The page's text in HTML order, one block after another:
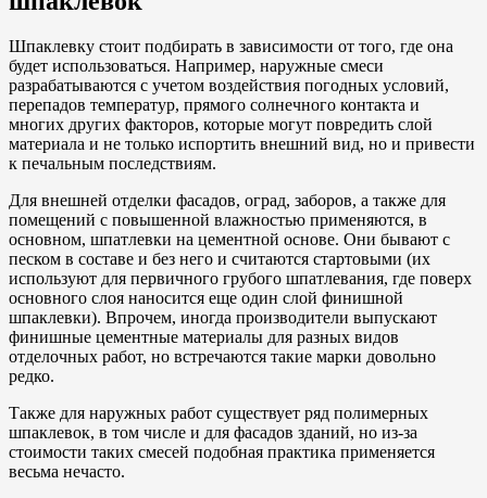
Шпаклевку стоит подбирать в зависимости от того, где она
будет использоваться. Например, наружные смеси
разрабатываются с учетом воздействия погодных условий,
перепадов температур, прямого солнечного контакта и
многих других факторов, которые могут повредить слой
материала и не только испортить внешний вид, но и привести
к печальным последствиям.
Для внешней отделки фасадов, оград, заборов, а также для
помещений с повышенной влажностью применяются, в
основном, шпатлевки на цементной основе. Они бывают с
песком в составе и без него и считаются стартовыми (их
используют для первичного грубого шпатлевания, где поверх
основного слоя наносится еще один слой финишной
шпаклевки). Впрочем, иногда производители выпускают
финишные цементные материалы для разных видов
отделочных работ, но встречаются такие марки довольно
редко.
Также для наружных работ существует ряд полимерных
шпаклевок, в том числе и для фасадов зданий, но из-за
стоимости таких смесей подобная практика применяется
весьма нечасто.